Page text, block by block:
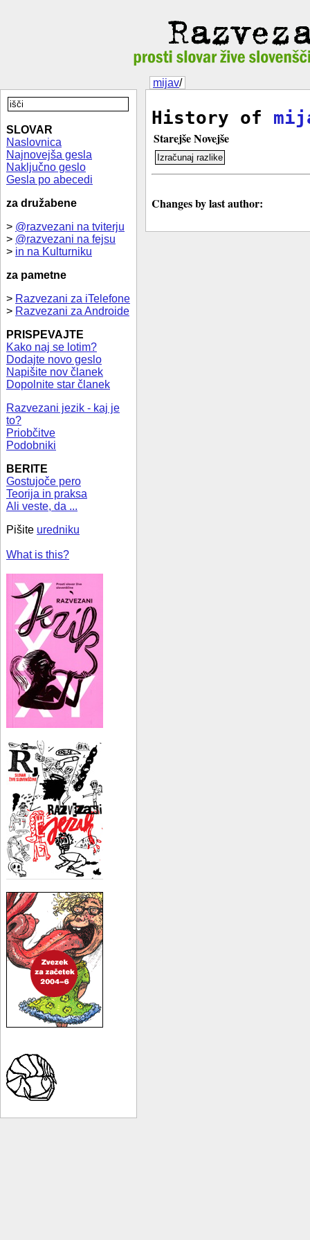
mijav/
SLOVAR
Naslovnica
Najnovejša gesla
Naključno geslo
Gesla po abecedi
za družabene
> @razvezani na tviterju
> @razvezani na fejsu
> in na Kulturniku
za pametne
> Razvezani za iTelefone
> Razvezani za Androide
PRISPEVAJTE
Kako naj se lotim?
Dodajte novo geslo
Napišite nov članek
Dopolnite star članek
Razvezani jezik - kaj je
to?
Priobčitve
Podobniki
BERITE
Gostujoče pero
Teorija in praksa
Ali veste, da ...
Pišite uredniku
What is this?
History of
StarejšeNovejše
Changes by last author: